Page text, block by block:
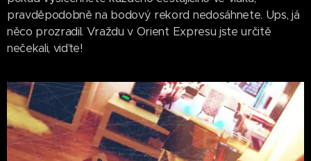
pravděpodobně na bodový rekord nedosáhnete. Ups, já
něco prozradil. Vraždu v Orient Expresu jste určitě
nečekali, viďte!